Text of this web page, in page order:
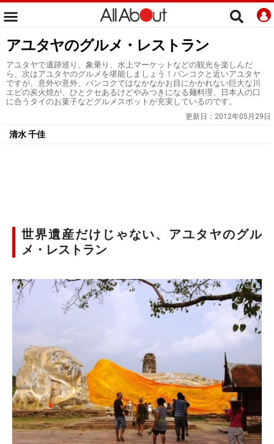
アユタヤのグルメ・レストラン
アユタヤで遺跡巡り、象乗り、水上マーケットなどの観光を楽しんだ
ら、次はアユタヤのグルメを堪能しましょう！バンコクと近いアユタヤ
ですが、意外や意外、バンコクではなかなかお目にかかれない巨大な川
エビの炭火焼が、ひとクセあるけどやみつきになる麺料理、日本人の口
に合うタイのお菓子などグルメスポットが充実しているのです。
更新日： 2012年05月29日
清水 千佳
世界遺産だけじゃない、アユタヤのグル
メ・レストラン